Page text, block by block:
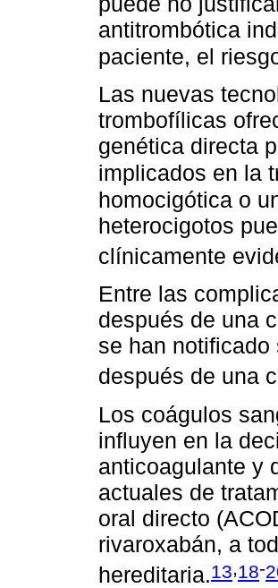
antitrombótica
paciente, el
Las nuevas
trombofílicas
genética directa
implicados en la
homocigótica o
heterocigotos
clínicamente
Entre las
después de una
se han
después de una
Los coágulos
influyen en la
anticoagulante y
actuales de
oral directo
rivaroxabán, a
hereditaria.13,18-